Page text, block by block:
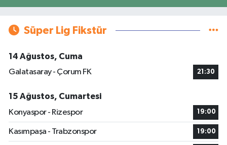
Süper Lig Fikstür
14 Ağustos, Cuma
Galatasaray - Çorum FK
21:30
15 Ağustos, Cumartesi
Konyaspor - Rizespor
19:00
Kasımpaşa - Trabzonspor 19:00